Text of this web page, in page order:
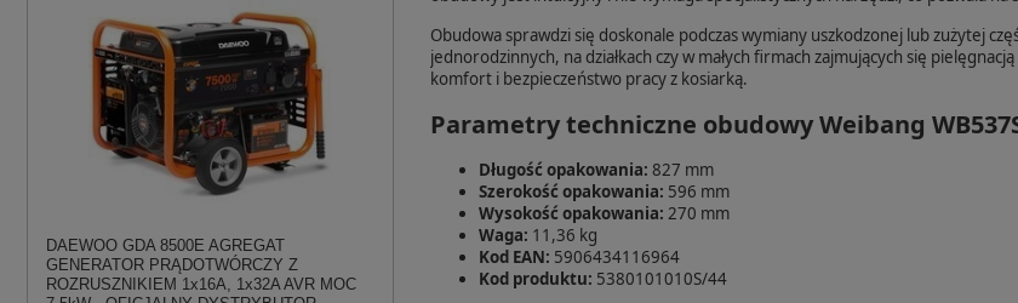
DAEWOO GDA 8500E AGREGAT
GENERATOR PRĄDOTWÓRCZY Z
ROZRUSZNIKIEM 1x16A, 1x32A AVR MOC
Obudowa sprawdzi się doskonale podczas wymiany uszkodzonej lub zużytej
jednorodzinnych, na działkach czy w małych firmach zajmujących się
komfort i bezpieczeństwo pracy z kosiarką.
Parametry techniczne obudowy Weibang
Długość opakowania: 827 mm
Szerokość opakowania: 596 mm
Wysokość opakowania: 270 mm
Waga: 11,36 kg
Kod EAN: 5906434116964
Kod produktu: 5380101010S/44